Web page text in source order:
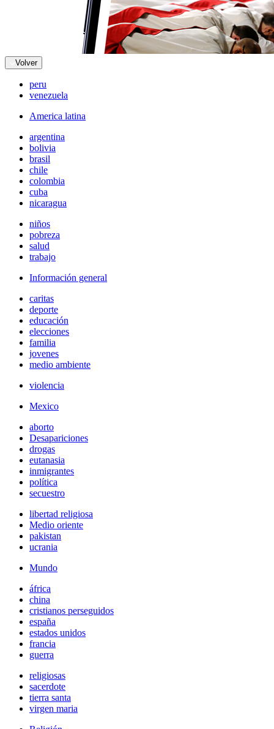
Volver
peru
venezuela
America latina
argentina
bolivia
brasil
chile
colombia
cuba
nicaragua
niños
pobreza
salud
trabajo
Información general
caritas
deporte
educación
elecciones
familia
jovenes
medio ambiente
violencia
Mexico
aborto
Desapariciones
drogas
eutanasia
inmigrantes
política
secuestro
libertad religiosa
Medio oriente
pakistan
ucrania
Mundo
áfrica
china
cristianos perseguidos
españa
estados unidos
francia
guerra
religiosas
sacerdote
tierra santa
virgen maria